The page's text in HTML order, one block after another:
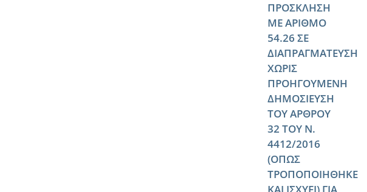
ΠΡΟΣΚΛΗΣΗ
ΜΕ ΑΡΙΘΜΟ
54.26 ΣΕ
ΔΙΑΠΡΑΓΜΑΤΕΥΣΗ
ΧΩΡΙΣ
ΠΡΟΗΓΟΥΜΕΝΗ
ΔΗΜΟΣΙΕΥΣΗ
ΤΟΥ ΑΡΘΡΟΥ
32 ΤΟΥ Ν.
4412/2016
(ΟΠΩΣ
ΤΡΟΠΟΠΟΙΗΘΗΚΕ